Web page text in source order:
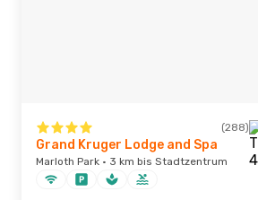
(288)
Grand Kruger Lodge and Spa
Marloth Park · 3 km bis Stadtzentrum